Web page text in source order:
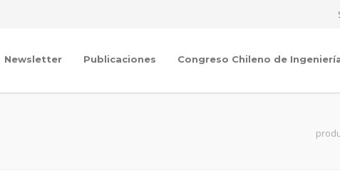
Newsletter Publicaciones Congreso Chileno de